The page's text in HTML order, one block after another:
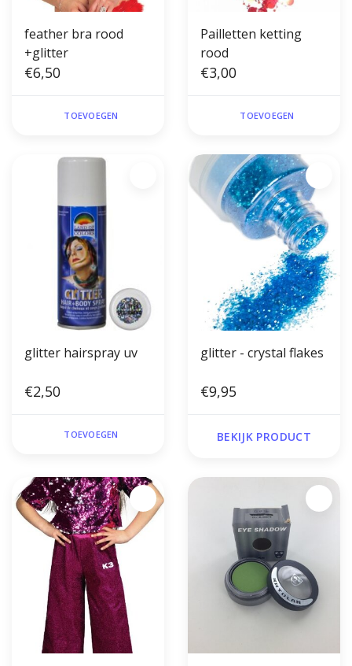
feather bra rood
+glitter
€6,50
TOEVOEGEN
Pailletten ketting
rood
€3,00
TOEVOEGEN
glitter hairspray uv
€2,50
TOEVOEGEN
glitter - crystal flakes
€9,95
BEKIJK PRODUCT